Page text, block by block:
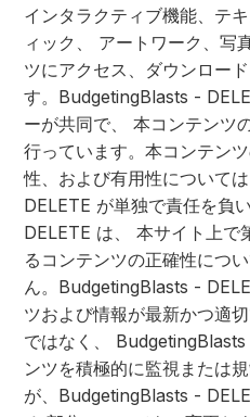
インタラクティブ機能、テ
ィック、 アートワーク、写
ツにアクセス、ダウンロー
す。BudgetingBlasts -
ーが共同で、 本コンテンツ
行っています。本コンテン
性、および有用性について
DELETE が単独で責任を負
DELETE は、 本サイト上で
るコンテンツの正確性につ
ん。BudgetingBlasts -
ツおよび情報が最新かつ適
ではなく、
ンツを積極的に監視または
が、BudgetingBlasts -